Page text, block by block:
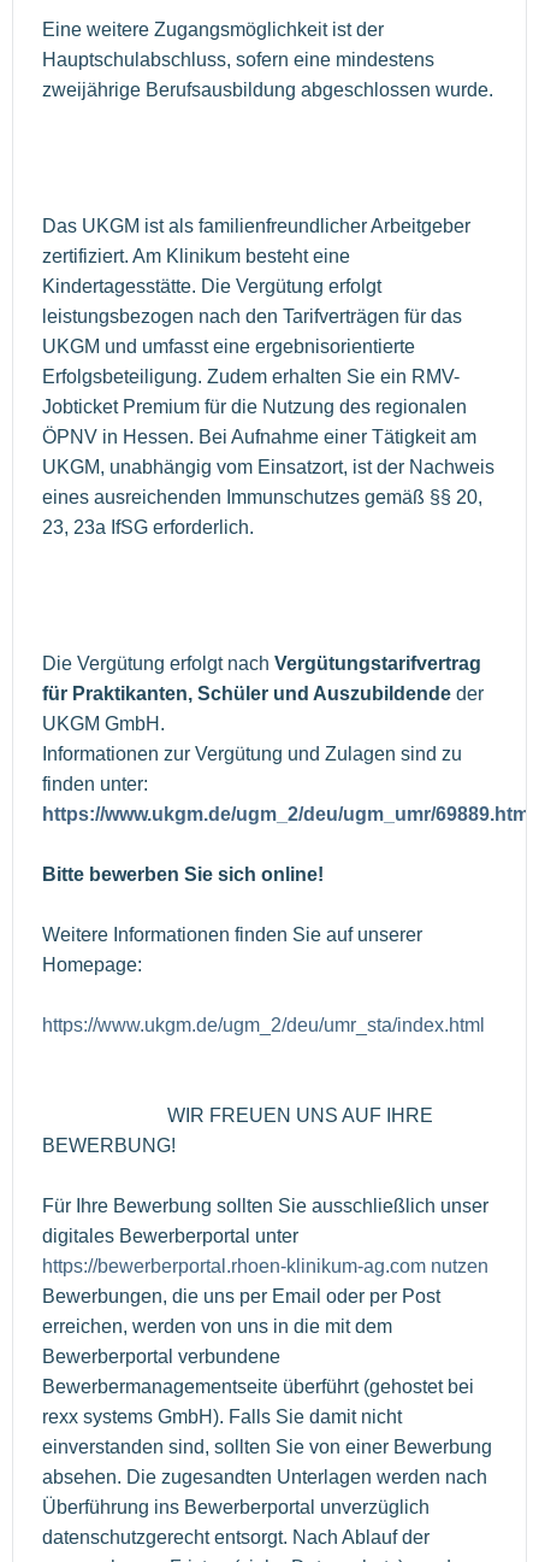
Eine weitere Zugangsmöglichkeit ist der
Hauptschulabschluss, sofern eine mindestens
zweijährige Berufsausbildung abgeschlossen wurde.
Das UKGM ist als familienfreundlicher Arbeitgeber
zertifiziert. Am Klinikum besteht eine
Kindertagesstätte. Die Vergütung erfolgt
leistungsbezogen nach den Tarifverträgen für das
UKGM und umfasst eine ergebnisorientierte
Erfolgsbeteiligung. Zudem erhalten Sie ein RMV-
Jobticket Premium für die Nutzung des regionalen
ÖPNV in Hessen. Bei Aufnahme einer Tätigkeit am
UKGM, unabhängig vom Einsatzort, ist der Nachweis
eines ausreichenden Immunschutzes gemäß §§ 20,
23, 23a IfSG erforderlich.
Die Vergütung erfolgt nach Vergütungstarifvertrag
für Praktikanten, Schüler und Auszubildende der
UKGM GmbH.
Informationen zur Vergütung und Zulagen sind zu
finden unter:
https://www.ukgm.de/ugm_2/deu/ugm_umr/69889.html
Bitte bewerben Sie sich online!
Weitere Informationen finden Sie auf unserer
Homepage:
https://www.ukgm.de/ugm_2/deu/umr_sta/index.html
WIR FREUEN UNS AUF IHRE
BEWERBUNG!
Für Ihre Bewerbung sollten Sie ausschließlich unser
digitales Bewerberportal unter
https://bewerberportal.rhoen-klinikum-ag.com nutzen
Bewerbungen, die uns per Email oder per Post
erreichen, werden von uns in die mit dem
Bewerberportal verbundene
Bewerbermanagementseite überführt (gehostet bei
rexx systems GmbH). Falls Sie damit nicht
einverstanden sind, sollten Sie von einer Bewerbung
absehen. Die zugesandten Unterlagen werden nach
Überführung ins Bewerberportal unverzüglich
datenschutzgerecht entsorgt. Nach Ablauf der